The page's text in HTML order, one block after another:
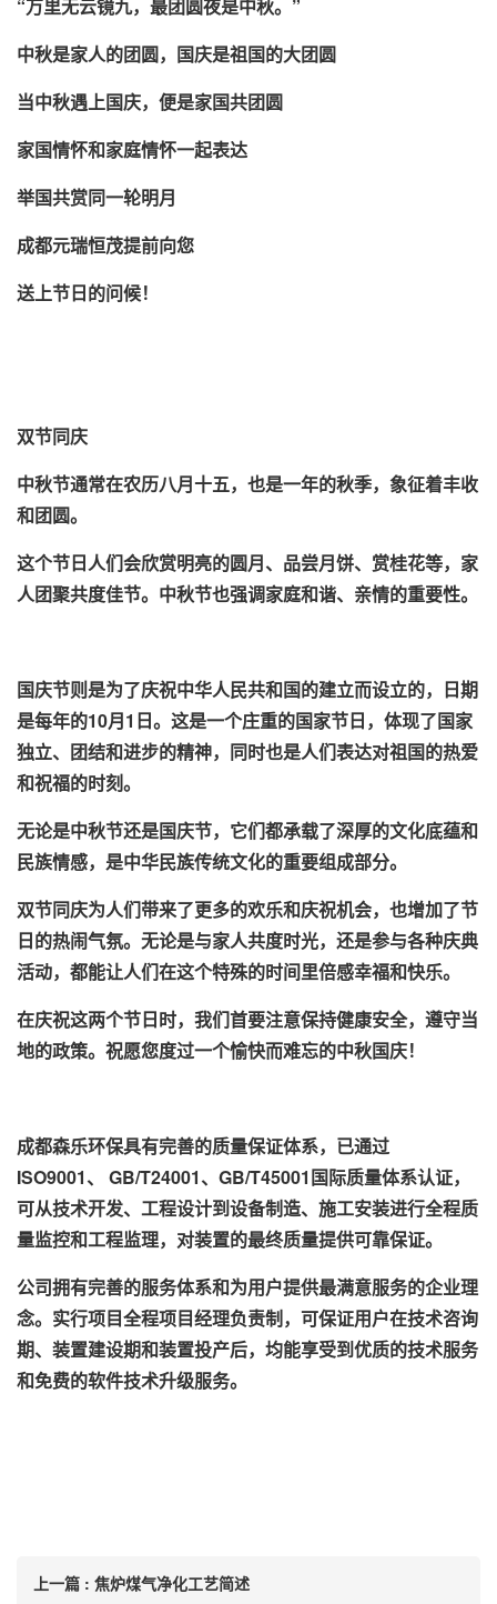
“万里无云镜九，最团圆夜是中秋。”
中秋是家人的团圆，国庆是祖国的大团圆
当中秋遇上国庆，便是家国共团圆
家国情怀和家庭情怀一起表达
举国共赏同一轮明月
成都元瑞恒茂提前向您
送上节日的问候！
双节同庆
中秋节通常在农历八月十五，也是一年的秋季，象征着丰收
和团圆。
这个节日人们会欣赏明亮的圆月、品尝月饼、赏桂花等，家
人团聚共度佳节。中秋节也强调家庭和谐、亲情的重要性。
国庆节则是为了庆祝中华人民共和国的建立而设立的，日期
是每年的10月1日。这是一个庄重的国家节日，体现了国家
独立、团结和进步的精神，同时也是人们表达对祖国的热爱
和祝福的时刻。
无论是中秋节还是国庆节，它们都承载了深厚的文化底蕴和
民族情感，是中华民族传统文化的重要组成部分。
双节同庆为人们带来了更多的欢乐和庆祝机会，也增加了节
日的热闹气氛。无论是与家人共度时光，还是参与各种庆典
活动，都能让人们在这个特殊的时间里倍感幸福和快乐。
在庆祝这两个节日时，我们首要注意保持健康安全，遵守当
地的政策。祝愿您度过一个愉快而难忘的中秋国庆！
成都森乐环保具有完善的质量保证体系，已通过
ISO9001、 GB/T24001、GB/T45001国际质量体系认证，
可从技术开发、工程设计到设备制造、施工安装进行全程质
量监控和工程监理，对装置的最终质量提供可靠保证。
公司拥有完善的服务体系和为用户提供最满意服务的企业理
念。实行项目全程项目经理负责制，可保证用户在技术咨询
期、装置建设期和装置投产后，均能享受到优质的技术服务
和免费的软件技术升级服务。
上一篇 : 焦炉煤气净化工艺简述